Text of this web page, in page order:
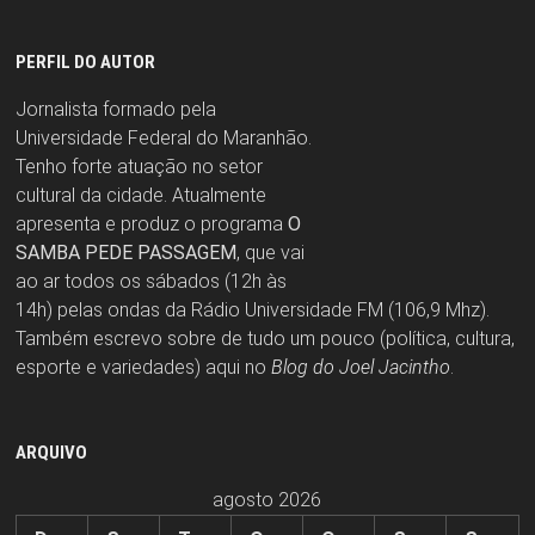
PERFIL DO AUTOR
Jornalista formado pela
Universidade Federal do Maranhão.
Tenho forte atuação no setor
cultural da cidade. Atualmente
apresenta e produz o programa O
SAMBA PEDE PASSAGEM, que vai
ao ar todos os sábados (12h às
14h) pelas ondas da Rádio Universidade FM (106,9 Mhz).
Também escrevo sobre de tudo um pouco (política, cultura,
esporte e variedades) aqui no Blog do Joel Jacintho.
ARQUIVO
agosto 2026